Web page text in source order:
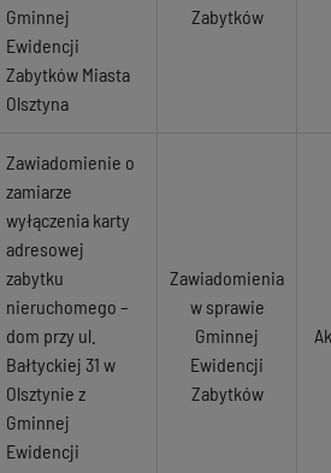
Gminnej
Ewidencji
Zabytków Miasta
Olsztyna
Zabytków
Zawiadomienie o
zamiarze
wyłączenia karty
adresowej
zabytku
nieruchomego –
dom przy ul.
Bałtyckiej 31 w
Olsztynie z
Gminnej
Ewidencji
Zawiadomienia
w sprawie
Gminnej
Ewidencji
Zabytków